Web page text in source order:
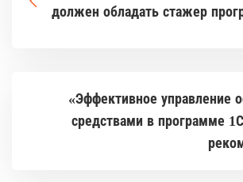
должен обладать стажер
«Эффективное управление
средствами в программе